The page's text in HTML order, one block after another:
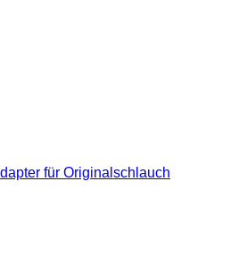
für Originalschlauch